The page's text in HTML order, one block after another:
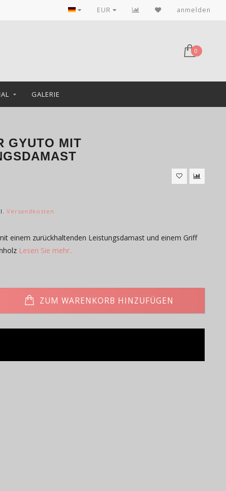
EUR anmelden
0
GALERIE
GYUTO MIT
Versandkosten
einem zurückhaltenden Leistungsdamast und einem Griff
Lesen Sie mehr..
ZUM WARENKORB HINZUFÜGEN